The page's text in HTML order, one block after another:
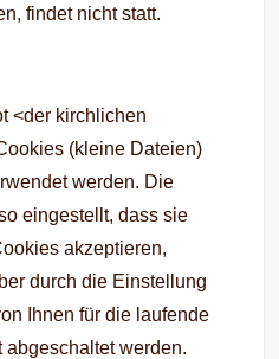
findet nicht statt.
<der kirchlichen
(kleine Dateien)
werden. Die
eingestellt, dass sie
akzeptieren,
durch die Einstellung
Ihnen für die laufende
abgeschaltet werden.